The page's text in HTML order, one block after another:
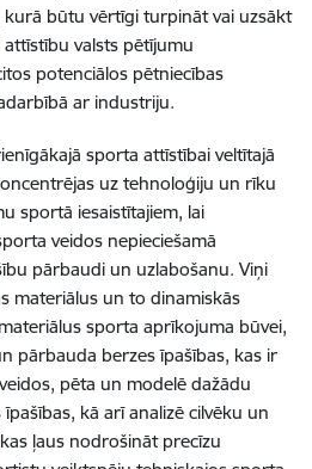
kurā būtu vērtīgi turpināt vai uzsākt
valsts pētījumu
potenciālos pētniecības
ar industriju.
sporta attīstībai veltītajā
uz tehnoloģiju un rīku
sportā iesaistītajiem, lai
veidos nepieciešamā
pārbaudi un uzlabošanu. Viņi
materiālus un to dinamiskās
sporta aprīkojuma būvei,
pārbauda berzes īpašības, kas ir
pēta un modelē dažādu
kā arī analizē cilvēku un
ļaus nodrošināt precīzu